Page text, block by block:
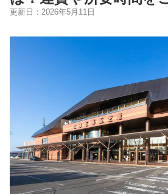
更新日： 2026年5月11日